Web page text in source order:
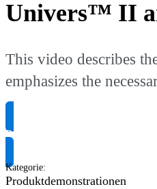
Univers™ II
This video describes
emphasizes the
Produktinformationen anfragen
Kategorie:
Produktdemonstrationen